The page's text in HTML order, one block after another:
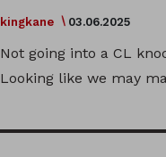
kingkane 03.06.2025
Not going into a CL
Looking like we may